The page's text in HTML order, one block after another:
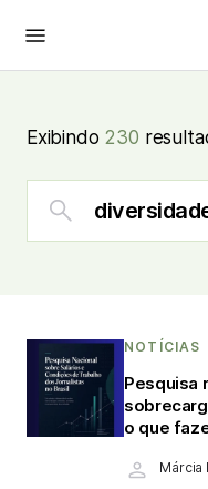
Exibindo 230
NOTÍCIAS
Pesquisa
o que
Márcia